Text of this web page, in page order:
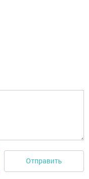
Отправить